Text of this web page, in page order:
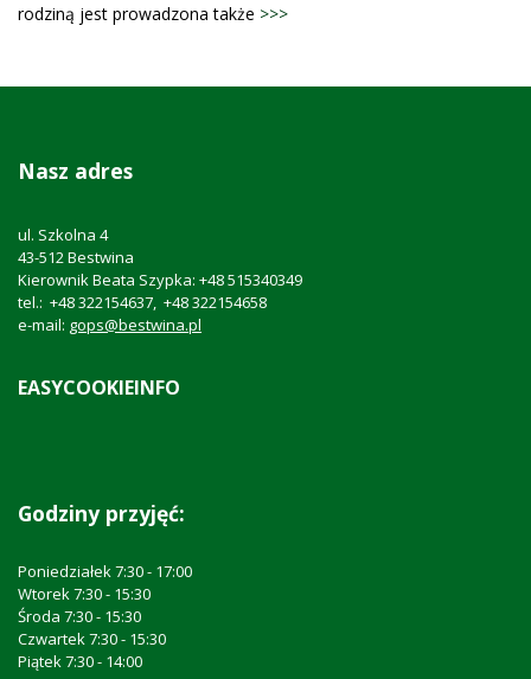
rodziną jest prowadzona także >>>
Nasz adres
ul. Szkolna 4
43-512 Bestwina
Kierownik Beata Szypka: +48 515340349
tel.: +48 322154637, +48 322154658
e-mail: gops@bestwina.pl
EASYCOOKIEINFO
Godziny przyjęć:
Poniedziałek 7:30 - 17:00
Wtorek 7:30 - 15:30
Środa 7:30 - 15:30
Czwartek 7:30 - 15:30
Piątek 7:30 - 14:00